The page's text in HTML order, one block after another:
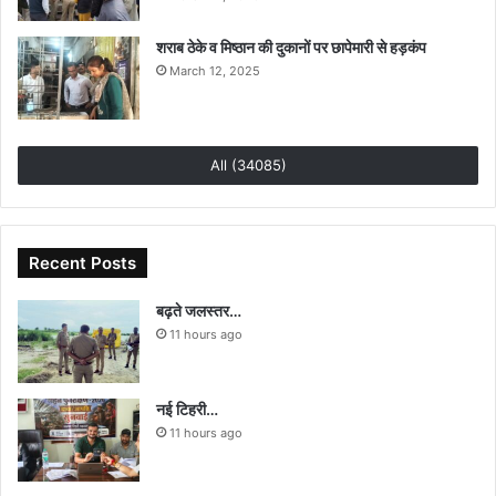
शराब ठेके व मिष्ठान की दुकानों पर छापेमारी से हड़कंप
March 12, 2025
All (34085)
Recent Posts
बढ़ते जलस्तर…
11 hours ago
नई टिहरी…
11 hours ago